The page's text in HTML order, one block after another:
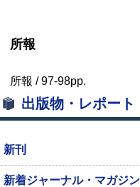
所報
所報 /97-98pp.
出版物・レポート
新刊
新着ジャーナル・マガジン